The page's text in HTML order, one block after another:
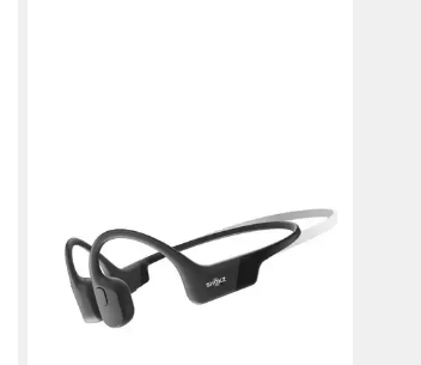
kabellos Verbindung
8 Std. max. Laufzeit
5.1 Bluetooth
ab 163,08 €
14,89 €mtl. in 12 Raten